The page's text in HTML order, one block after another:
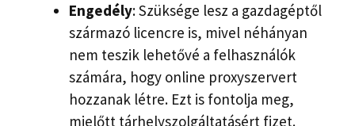
Engedély: Szüksége lesz a gazdagéptől
származó licencre is, mivel néhányan
nem teszik lehetővé a felhasználók
számára, hogy online proxyszervert
hozzanak létre. Ezt is fontolja meg,
mielőtt tárhelyszolgáltatásért fizet.